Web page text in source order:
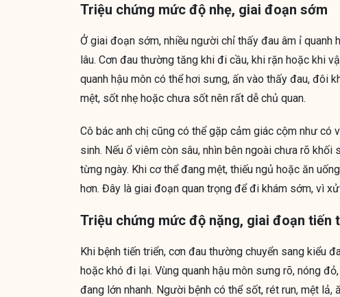
Triệu chứng mức độ nhẹ, giai đoạn sớm
Ở giai đoạn sớm, nhiều người chỉ thấy đau âm ỉ
lâu. Cơn đau thường tăng khi đi cầu, khi rặn hoặc khi
quanh hậu môn có thể hơi sưng, ấn vào thấy đau, đôi
mệt, sốt nhẹ hoặc chưa sốt nên rất dễ chủ quan.
Cô bác anh chị cũng có thể gặp cảm giác cộm như
sinh. Nếu ổ viêm còn sâu, nhìn bên ngoài chưa rõ
từng ngày. Khi cơ thể đang mệt, thiếu ngủ hoặc ăn
hơn. Đây là giai đoạn quan trọng để đi khám sớm, vì
Triệu chứng mức độ nặng, giai đoạn tiến
Khi bệnh tiến triển, cơn đau thường chuyển sang kiểu
hoặc khó đi lại. Vùng quanh hậu môn sưng rõ, nóng
đang lớn nhanh. Người bệnh có thể sốt, rét run, mệt